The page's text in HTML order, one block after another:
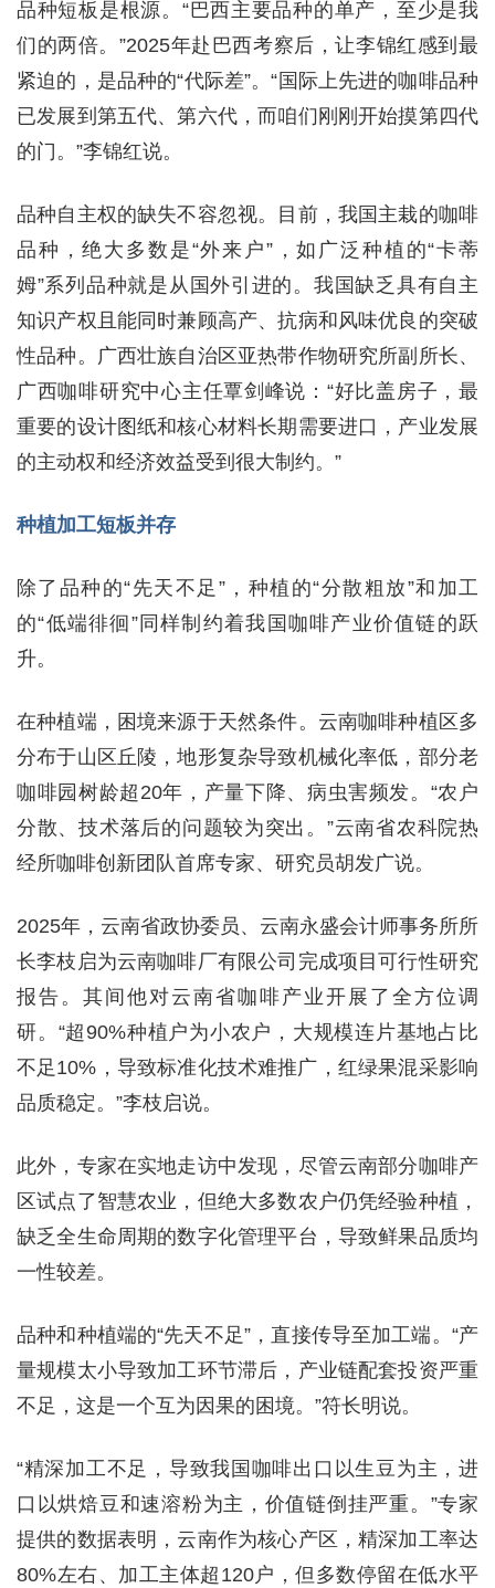
品种短板是根源。“巴西主要品种的单产，至少是我
们的两倍。”2025年赴巴西考察后，让李锦红感到最
紧迫的，是品种的“代际差”。“国际上先进的咖啡品种
已发展到第五代、第六代，而咱们刚刚开始摸第四代
的门。”李锦红说。
品种自主权的缺失不容忽视。目前，我国主栽的咖啡
品种，绝大多数是“外来户”，如广泛种植的“卡蒂
姆”系列品种就是从国外引进的。我国缺乏具有自主
知识产权且能同时兼顾高产、抗病和风味优良的突破
性品种。广西壮族自治区亚热带作物研究所副所长、
广西咖啡研究中心主任覃剑峰说：“好比盖房子，最
重要的设计图纸和核心材料长期需要进口，产业发展
的主动权和经济效益受到很大制约。”
种植加工短板并存
除了品种的“先天不足”，种植的“分散粗放”和加工
的“低端徘徊”同样制约着我国咖啡产业价值链的跃
升。
在种植端，困境来源于天然条件。云南咖啡种植区多
分布于山区丘陵，地形复杂导致机械化率低，部分老
咖啡园树龄超20年，产量下降、病虫害频发。“农户
分散、技术落后的问题较为突出。”云南省农科院热
经所咖啡创新团队首席专家、研究员胡发广说。
2025年，云南省政协委员、云南永盛会计师事务所所
长李枝启为云南咖啡厂有限公司完成项目可行性研究
报告。其间他对云南省咖啡产业开展了全方位调
研。“超90%种植户为小农户，大规模连片基地占比
不足10%，导致标准化技术难推广，红绿果混采影响
品质稳定。”李枝启说。
此外，专家在实地走访中发现，尽管云南部分咖啡产
区试点了智慧农业，但绝大多数农户仍凭经验种植，
缺乏全生命周期的数字化管理平台，导致鲜果品质均
一性较差。
品种和种植端的“先天不足”，直接传导至加工端。“产
量规模太小导致加工环节滞后，产业链配套投资严重
不足，这是一个互为因果的困境。”符长明说。
“精深加工不足，导致我国咖啡出口以生豆为主，进
口以烘焙豆和速溶粉为主，价值链倒挂严重。”专家
提供的数据表明，云南作为核心产区，精深加工率达
80%左右、加工主体超120户，但多数停留在低水平